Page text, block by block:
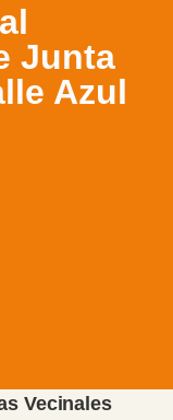
Junta
Azul
Vecinales